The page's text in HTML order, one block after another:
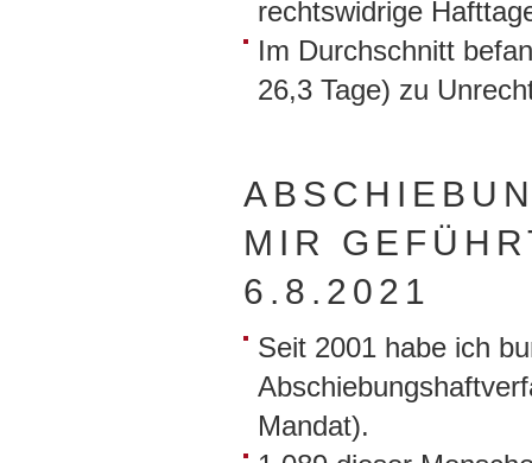
rechtswidrige
Im Durchschnitt
26,3 Tage) zu
MIR
6.8.2021
Seit 2001 habe ich
Mandat).